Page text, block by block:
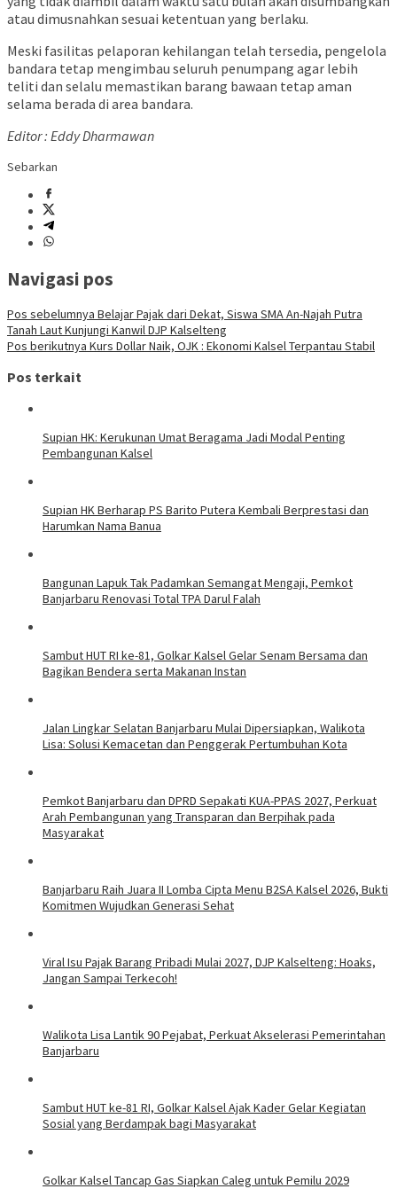
atau dimusnahkan sesuai ketentuan yang berlaku.
Meski fasilitas pelaporan kehilangan telah tersedia, pengelola
bandara tetap mengimbau seluruh penumpang agar lebih
teliti dan selalu memastikan barang bawaan tetap aman
selama berada di area bandara.
Editor : Eddy Dharmawan
Sebarkan
Navigasi pos
Pos sebelumnya Belajar Pajak dari Dekat, Siswa SMA An-Najah Putra
Tanah Laut Kunjungi Kanwil DJP Kalselteng
Pos berikutnya Kurs Dollar Naik, OJK : Ekonomi Kalsel Terpantau Stabil
Pos terkait
Supian HK: Kerukunan Umat Beragama Jadi Modal Penting
Pembangunan Kalsel
Supian HK Berharap PS Barito Putera Kembali Berprestasi dan
Harumkan Nama Banua
Bangunan Lapuk Tak Padamkan Semangat Mengaji, Pemkot
Banjarbaru Renovasi Total TPA Darul Falah
Sambut HUT RI ke-81, Golkar Kalsel Gelar Senam Bersama dan
Bagikan Bendera serta Makanan Instan
Jalan Lingkar Selatan Banjarbaru Mulai Dipersiapkan, Walikota
Lisa: Solusi Kemacetan dan Penggerak Pertumbuhan Kota
Pemkot Banjarbaru dan DPRD Sepakati KUA-PPAS 2027, Perkuat
Arah Pembangunan yang Transparan dan Berpihak pada
Masyarakat
Banjarbaru Raih Juara II Lomba Cipta Menu B2SA Kalsel 2026, Bukti
Komitmen Wujudkan Generasi Sehat
Viral Isu Pajak Barang Pribadi Mulai 2027, DJP Kalselteng: Hoaks,
Jangan Sampai Terkecoh!
Walikota Lisa Lantik 90 Pejabat, Perkuat Akselerasi Pemerintahan
Banjarbaru
Sambut HUT ke-81 RI, Golkar Kalsel Ajak Kader Gelar Kegiatan
Sosial yang Berdampak bagi Masyarakat
Golkar Kalsel Tancap Gas Siapkan Caleg untuk Pemilu 2029